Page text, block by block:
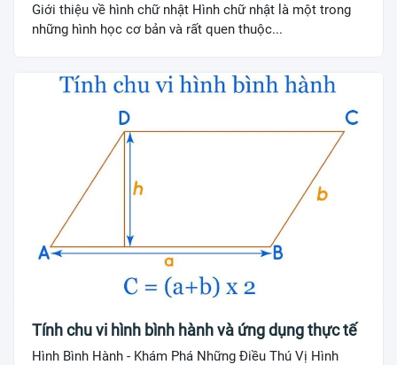
Giới thiệu về hình chữ nhật Hình chữ nhật là một trong
những hình học cơ bản và rất quen thuộc...
Tính chu vi hình bình hành và ứng dụng thực tế
Hình Bình Hành - Khám Phá Những Điều Thú Vị Hình